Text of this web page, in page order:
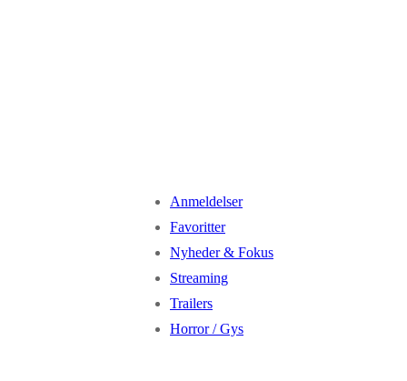
Anmeldelser
Favoritter
Nyheder & Fokus
Streaming
Trailers
Horror / Gys